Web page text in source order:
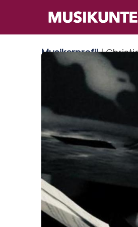
Inhalt
Musikerprofil|